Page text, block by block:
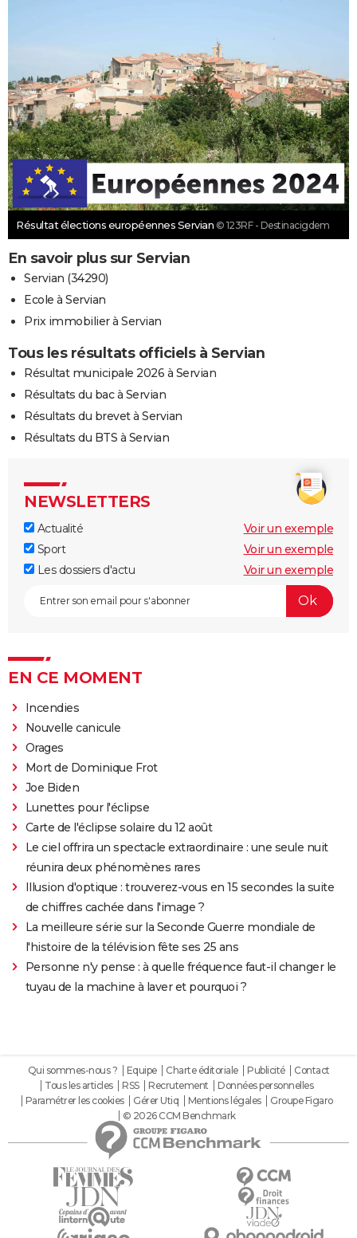
Résultat élections européennes Servian © 123RF - Destinacigdem
En savoir plus sur Servian
Servian (34290)
Ecole à Servian
Prix immobilier à Servian
Tous les résultats officiels à Servian
Résultat municipale 2026 à Servian
Résultats du bac à Servian
Résultats du brevet à Servian
Résultats du BTS à Servian
NEWSLETTERS
Actualité
Voir un exemple
Sport
Voir un exemple
Les dossiers d'actu
Voir un exemple
EN CE MOMENT
Incendies
Nouvelle canicule
Orages
Mort de Dominique Frot
Joe Biden
Lunettes pour l'éclipse
Carte de l'éclipse solaire du 12 août
Le ciel offrira un spectacle extraordinaire : une seule nuit
réunira deux phénomènes rares
Illusion d'optique : trouverez-vous en 15 secondes la suite
de chiffres cachée dans l'image ?
La meilleure série sur la Seconde Guerre mondiale de
l'histoire de la télévision fête ses 25 ans
Personne n'y pense : à quelle fréquence faut-il changer le
tuyau de la machine à laver et pourquoi ?
Qui sommes-nous ? Equipe Charte éditoriale Publicité
Contact
Tous les articles
RSS Recrutement
Données personnelles
Paramétrer les cookies
Gérer Utiq Mentions légales
Groupe Figaro
© 2026 CCM Benchmark